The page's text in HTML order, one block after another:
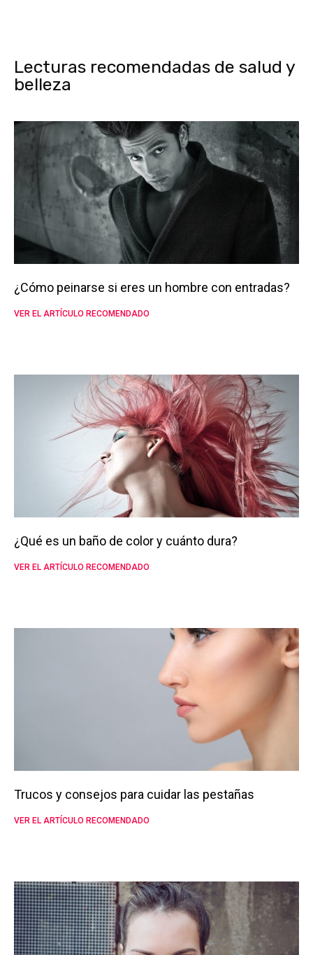
Lecturas recomendadas de salud y
belleza
¿Cómo peinarse si eres un hombre con entradas?
VER EL ARTÍCULO RECOMENDADO
¿Qué es un baño de color y cuánto dura?
VER EL ARTÍCULO RECOMENDADO
Trucos y consejos para cuidar las pestañas
VER EL ARTÍCULO RECOMENDADO